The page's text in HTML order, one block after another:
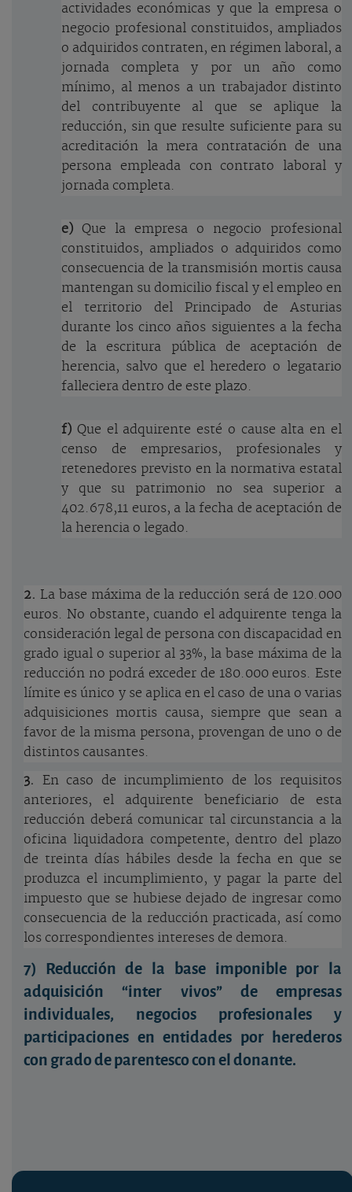
actividades económicas y que la empresa o
negocio profesional constituidos, ampliados
o adquiridos contraten, en régimen laboral, a
jornada completa y por un año como
mínimo, al menos a un trabajador distinto
del contribuyente al que se aplique la
reducción, sin que resulte suficiente para su
acreditación la mera contratación de una
persona empleada con contrato laboral y
jornada completa.
e) Que la empresa o negocio profesional
constituidos, ampliados o adquiridos como
consecuencia de la transmisión mortis causa
mantengan su domicilio fiscal y el empleo en
el territorio del Principado de Asturias
durante los cinco años siguientes a la fecha
de la escritura pública de aceptación de
herencia, salvo que el heredero o legatario
falleciera dentro de este plazo.
f) Que el adquirente esté o cause alta en el
censo de empresarios, profesionales y
retenedores previsto en la normativa estatal
y que su patrimonio no sea superior a
402.678,11 euros, a la fecha de aceptación de
la herencia o legado.
2. La base máxima de la reducción será de 120.000
euros. No obstante, cuando el adquirente tenga la
consideración legal de persona con discapacidad en
grado igual o superior al 33%, la base máxima de la
reducción no podrá exceder de 180.000 euros. Este
límite es único y se aplica en el caso de una o varias
adquisiciones mortis causa, siempre que sean a
favor de la misma persona, provengan de uno o de
distintos causantes.
3. En caso de incumplimiento de los requisitos
anteriores, el adquirente beneficiario de esta
reducción deberá comunicar tal circunstancia a la
oficina liquidadora competente, dentro del plazo
de treinta días hábiles desde la fecha en que se
produzca el incumplimiento, y pagar la parte del
impuesto que se hubiese dejado de ingresar como
consecuencia de la reducción practicada, así como
los correspondientes intereses de demora.
7) Reducción de la base imponible por la
adquisición “inter vivos” de empresas
individuales, negocios profesionales y
participaciones en entidades por herederos
con grado de parentesco con el donante.